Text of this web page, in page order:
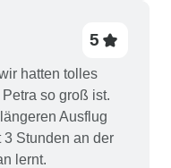
konfrontiert
sich um eine
schönen,
nach Phnom
der Reise, der uns
war jedoch
5
hatten tolles
so groß ist.
Ausflug
Stunden an der
lernt.